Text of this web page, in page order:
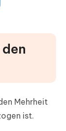
Mehrheit
ist.